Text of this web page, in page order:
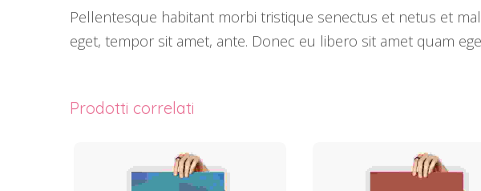
Pellentesque habitant morbi tristique senectus et netus et
eget, tempor sit amet, ante. Donec eu libero sit amet quam
Prodotti correlati